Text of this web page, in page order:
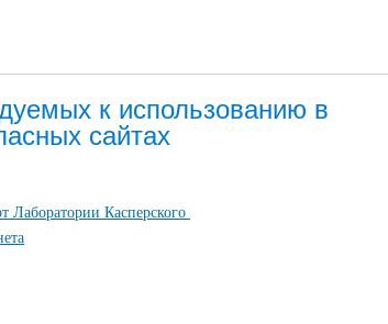
к использованию в
сайтах
Лаборатории Касперского